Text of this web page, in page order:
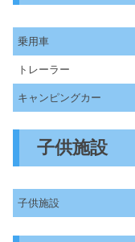
乗用車
トレーラー
キャンピングカー
子供施設
子供施設